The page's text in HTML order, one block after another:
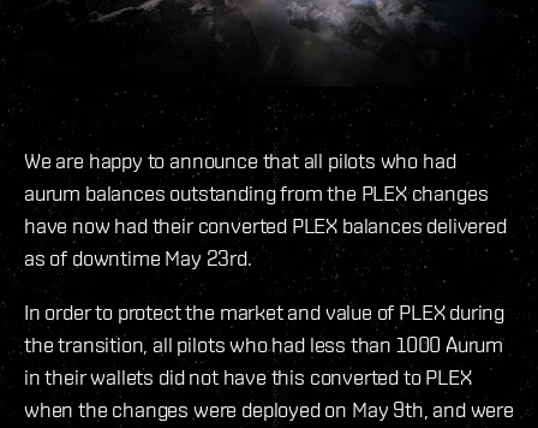
We are happy to announce that all pilots who had
aurum balances outstanding from the PLEX changes
have now had their converted PLEX balances delivered
as of downtime May 23rd.
In order to protect the market and value of PLEX during
the transition, all pilots who had less than 1000 Aurum
in their wallets did not have this converted to PLEX
when the changes were deployed on May 9th, and were